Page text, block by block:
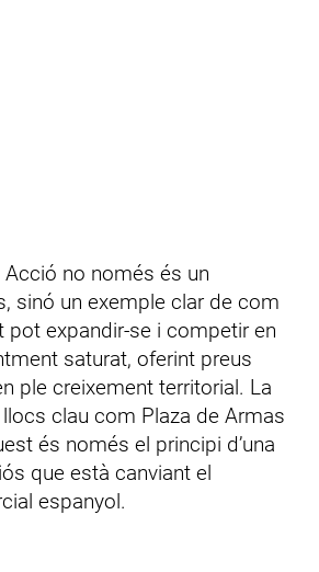
no només és un
sinó un exemple clar de com
pot expandir-se i competir en
saturat, oferint preus
ple creixement territorial. La
clau com Plaza de Armas
és només el principi d’una
que està canviant el
espanyol.